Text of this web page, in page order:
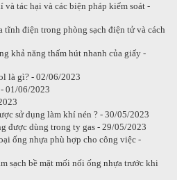
tác hại và các biện pháp kiểm soát -
tĩnh điện trong phòng sạch điện tử và cách
khả năng thấm hút nhanh của giấy -
là gì? - 02/06/2023
01/06/2023
sử dụng làm khí nén ? - 30/05/2023
được dùng trong ty gas - 29/05/2023
ống nhựa phù hợp cho công việc -
sạch bề mặt mối nối ống nhựa trước khi